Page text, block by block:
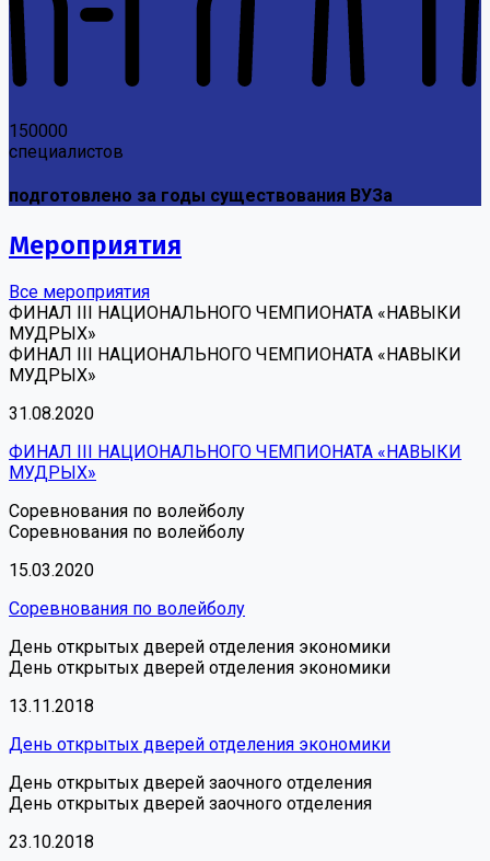
150000
специалистов
подготовлено за годы существования ВУЗа
Мероприятия
Все мероприятия
ФИНАЛ III НАЦИОНАЛЬНОГО ЧЕМПИОНАТА «НАВЫКИ
МУДРЫХ»
ФИНАЛ III НАЦИОНАЛЬНОГО ЧЕМПИОНАТА «НАВЫКИ
МУДРЫХ»
31.08.2020
ФИНАЛ III НАЦИОНАЛЬНОГО ЧЕМПИОНАТА «НАВЫКИ
МУДРЫХ»
Соревнования по волейболу
Соревнования по волейболу
15.03.2020
Соревнования по волейболу
День открытых дверей отделения экономики
День открытых дверей отделения экономики
13.11.2018
День открытых дверей отделения экономики
День открытых дверей заочного отделения
День открытых дверей заочного отделения
23.10.2018